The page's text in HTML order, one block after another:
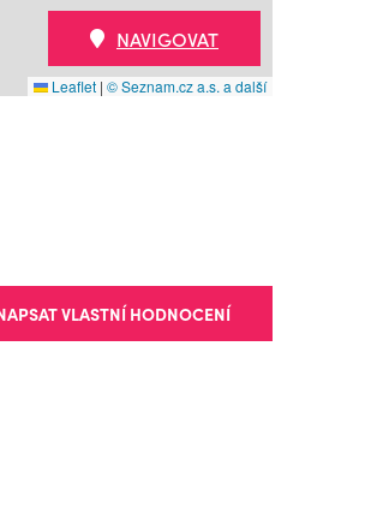
Leaflet | © Seznam.cz a.s. a další
NAVIGOVAT
VLASTNÍ HODNOCENÍ